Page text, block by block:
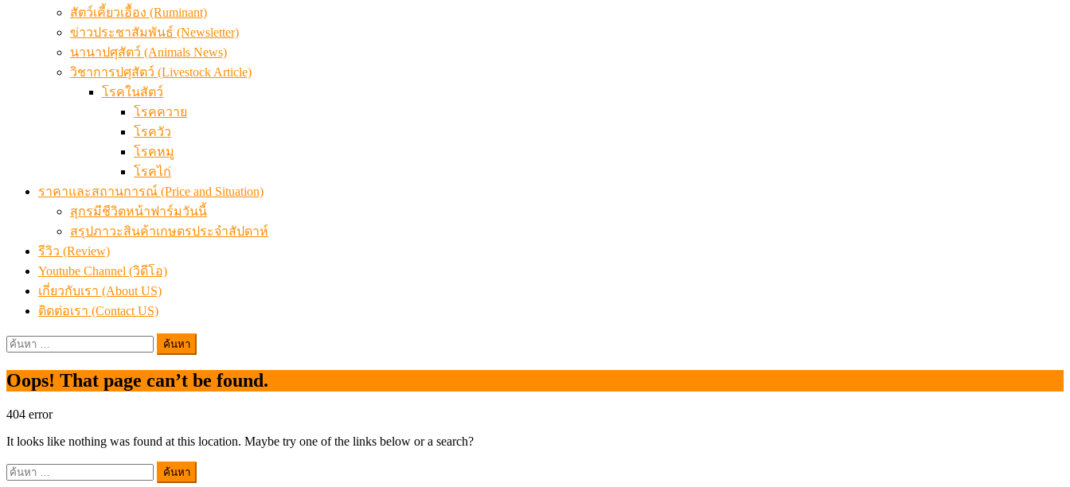
สัตว์เคี้ยวเอื้อง (Ruminant)
ข่าวประชาสัมพันธ์ (Newsletter)
นานาปศุสัตว์ (Animals News)
วิชาการปศุสัตว์ (Livestock Article)
โรคในสัตว์
โรคควาย
โรควัว
โรคหมู
โรคไก่
ราคาและสถานการณ์ (Price and Situation)
สุกรมีชีวิตหน้าฟาร์มวันนี้
สรุปภาวะสินค้าเกษตรประจำสัปดาห์
รีวิว (Review)
Youtube Channel (วิดีโอ)
เกี่ยวกับเรา (About US)
ติดต่อเรา (Contact US)
ค้นหา
Oops! That page can’t be found.
404 error
It looks like nothing was found at this location. Maybe try one of the links below or a search?
ค้นหา